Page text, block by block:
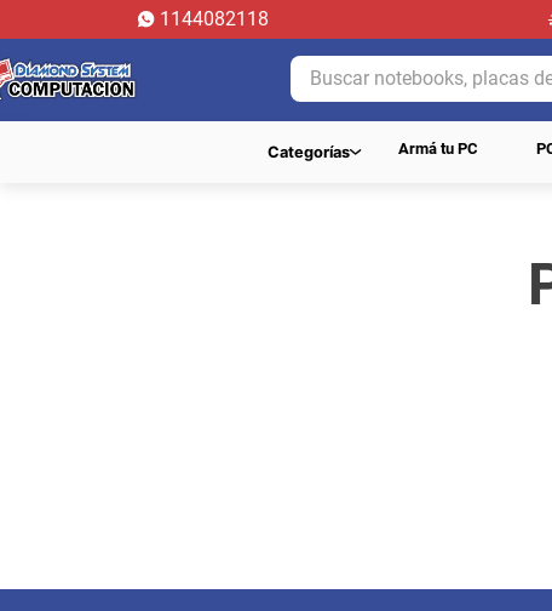
1144082118
Buscar notebooks, placas de
Categorías Armá tu PC